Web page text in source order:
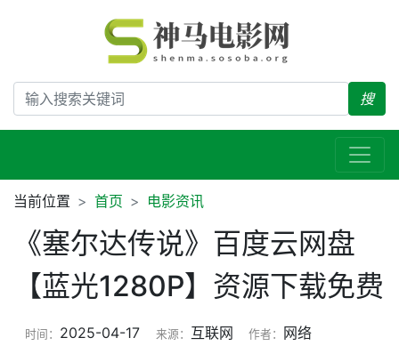
搜
当前位置 首页 电影资讯
《塞尔达传说》百度云网盘
【蓝光1280P】资源下载免费
时间： 2025-04-17 来源： 互联网 作者： 网络